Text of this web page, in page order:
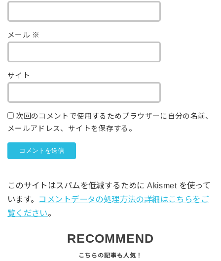
メール ※
サイト
次回のコメントで使用するためブラウザーに自分の名前、
メールアドレス、サイトを保存する。
このサイトはスパムを低減するために Akismet を使って
います。 コメントデータの処理方法の詳細はこちらをご
覧ください。
RECOMMEND